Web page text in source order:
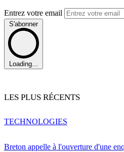
Entrez votre email
S'abonner
Loading...
LES PLUS RÉCENTS
Breton appelle à l'ouverture d'une
TECHNOLOGIES